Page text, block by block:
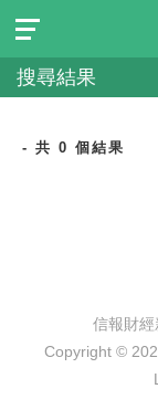
搜尋結果
- 共 0 個結果
信報財經
Copyright ©